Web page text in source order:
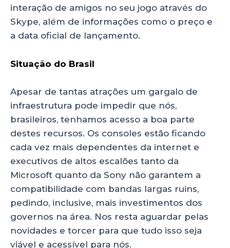
interação de amigos no seu jogo através do
Skype, além de informações como o preço e
a data oficial de lançamento.
Situação do Brasil
Apesar de tantas atrações um gargalo de
infraestrutura pode impedir que nós,
brasileiros, tenhamos acesso a boa parte
destes recursos. Os consoles estão ficando
cada vez mais dependentes da internet e
executivos de altos escalões tanto da
Microsoft quanto da Sony não garantem a
compatibilidade com bandas largas ruins,
pedindo, inclusive, mais investimentos dos
governos na área. Nos resta aguardar pelas
novidades e torcer para que tudo isso seja
viável e acessível para nós.